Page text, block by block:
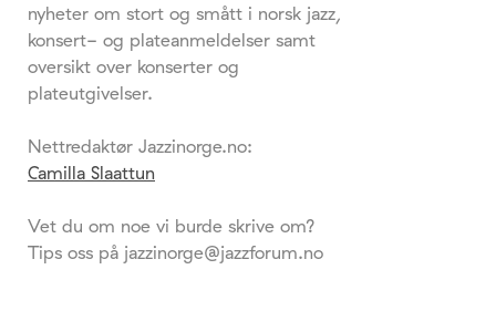
nyheter om stort og smått i norsk jazz,
konsert- og plateanmeldelser samt
oversikt over konserter og
plateutgivelser.
Nettredaktør Jazzinorge.no:
Camilla Slaattun
Vet du om noe vi burde skrive om?
Tips oss på jazzinorge@jazzforum.no